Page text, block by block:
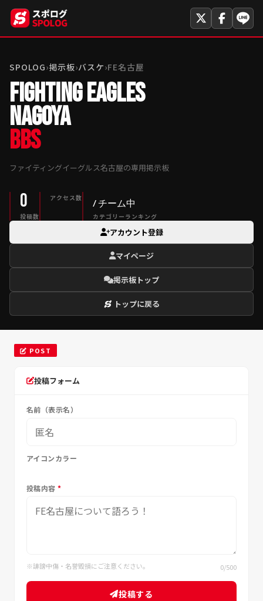
SPOLOG›掲示板›バスケ›FE名古屋
FIGHTING EAGLES
NAGOYA
BBS
ファイティングイーグルス名古屋の専用掲示板
0
投稿数
アクセス数
/ チーム中
カテゴリーランキング
アカウント登録
マイページ
掲示板トップ
トップに戻る
POST
投稿フォーム
名前（表示名）
アイコンカラー
投稿内容*
※誹謗中傷・名誉毀損にご注意ください。 0/500
投稿する